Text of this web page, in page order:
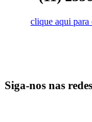
clique aqui para
Siga-nos nas